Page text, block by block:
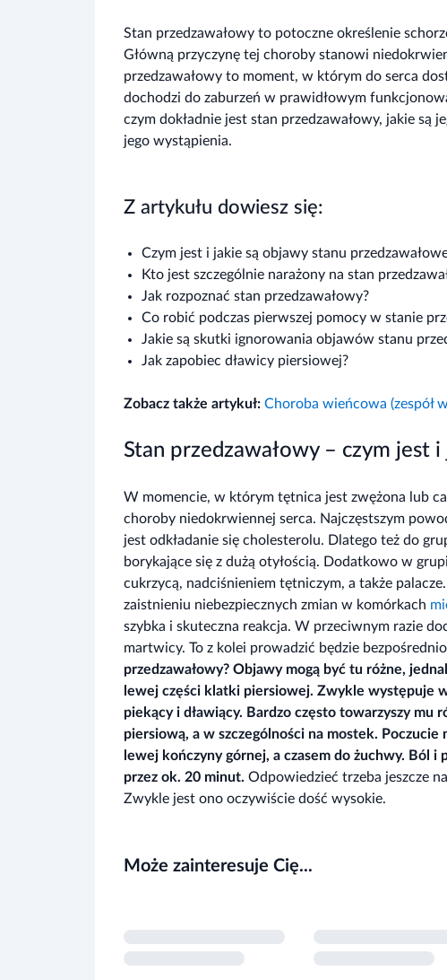
Stan przedzawałowy to potoczne określenie
Główną przyczynę tej choroby stanowi
przedzawałowy to moment, w którym do serca
dochodzi do zaburzeń w prawidłowym
czym dokładnie jest stan przedzawałowy, jakie są
jego wystąpienia.
Z artykułu dowiesz się:
Czym jest i jakie są objawy stanu
Kto jest szczególnie narażony na stan
Jak rozpoznać stan przedzawałowy?
Co robić podczas pierwszej pomocy w stanie
Jakie są skutki ignorowania objawów stanu
Jak zapobiec dławicy piersiowej?
Zobacz także artykuł: Choroba wieńcowa (zespół
Stan przedzawałowy – czym jest
W momencie, w którym tętnica jest zwężona lub
choroby niedokrwiennej serca. Najczęstszym
jest odkładanie się cholesterolu. Dlatego też do
borykające się z dużą otyłością. Dodatkowo w
cukrzycą, nadciśnieniem tętniczym, a także
zaistnieniu niebezpiecznych zmian w komórkach
szybka i skuteczna reakcja. W przeciwnym razie
martwicy. To z kolei prowadzić będzie
przedzawałowy? Objawy mogą być tu różne,
lewej części klatki piersiowej. Zwykle występuje
piekący i dławiący. Bardzo często towarzyszy mu
piersiową, a w szczególności na mostek.
lewej kończyny górnej, a czasem do żuchwy. Ból
przez ok. 20 minut. Odpowiedzieć trzeba jeszcze
Zwykle jest ono oczywiście dość wysokie.
Może zainteresuje Cię...